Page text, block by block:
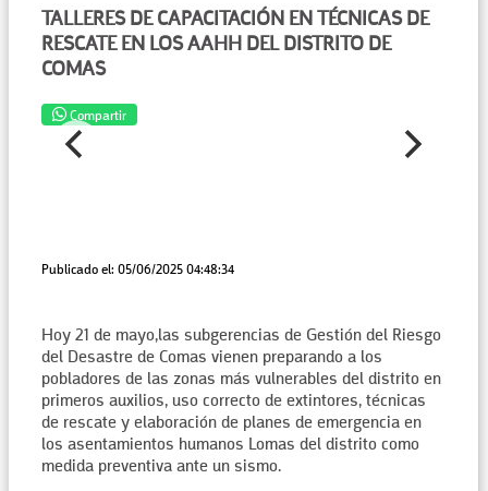
TALLERES DE CAPACITACIÓN EN TÉCNICAS DE
RESCATE EN LOS AAHH DEL DISTRITO DE
COMAS
Compartir
Publicado el: 05/06/2025 04:48:34
Hoy 21 de mayo,las subgerencias de Gestión del Riesgo
del Desastre de Comas vienen preparando a los
pobladores de las zonas más vulnerables del distrito en
primeros auxilios, uso correcto de extintores, técnicas
de rescate y elaboración de planes de emergencia en
los asentamientos humanos Lomas del distrito como
medida preventiva ante un sismo.